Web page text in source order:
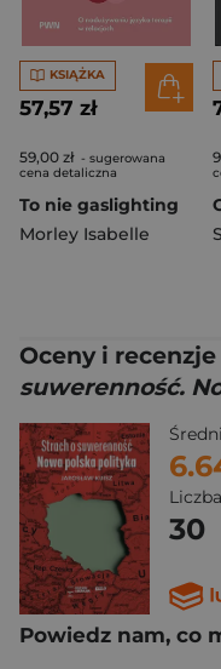
KSIĄŻKA
57,57 zł
59,00 zł - sugerowana
cena detaliczna
To nie gaslighting
Morley Isabelle
Oceny i
suwerenność.
30
Powiedz nam, co